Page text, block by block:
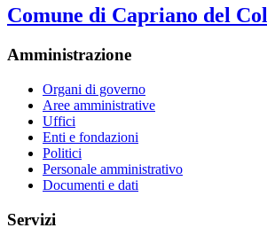
Comune di Capriano del
Amministrazione
Organi di governo
Aree amministrative
Uffici
Enti e fondazioni
Politici
Personale amministrativo
Documenti e dati
Servizi